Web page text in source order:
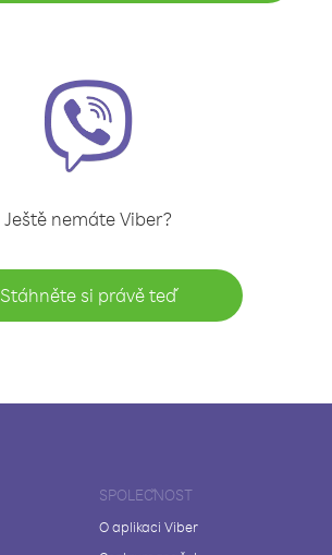
Ještě nemáte Viber?
Stáhněte si právě teď
SPOLEČNOST
O aplikaci Viber